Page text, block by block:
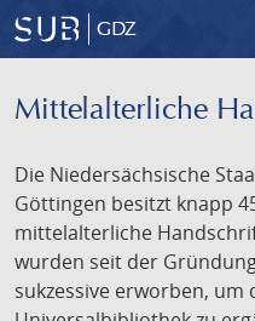
GDZ
Mittelalterliche
Die Niedersächsische
Göttingen besitzt knapp
mittelalterliche
wurden seit der
sukzessive erworben, um